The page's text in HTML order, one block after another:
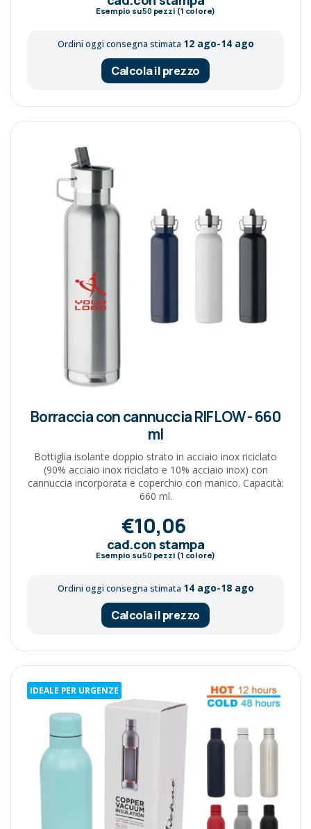
Esempio su50pezzi (1 colore)
Ordini oggi consegna stimata 12 ago-14 ago
Calcola il prezzo
Borraccia con cannuccia RIFLOW - 660
ml
Bottiglia isolante doppio strato in acciaio inox riciclato
(90% acciaio inox riciclato e 10% acciaio inox) con
cannuccia incorporata e coperchio con manico. Capacità:
660 ml.
€10,06
cad.con stampa
Esempio su50pezzi (1 colore)
Ordini oggi consegna stimata 14 ago-18 ago
Calcola il prezzo
IDEALE PER URGENZE